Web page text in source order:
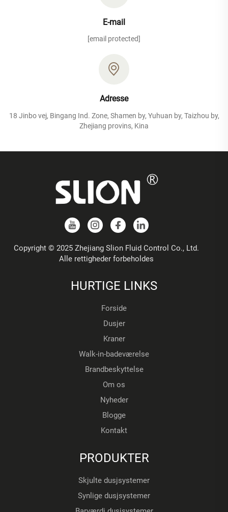
E-mail
[email protected]
Adresse
18 Jinbo vej, Bingang Ind. Zone, Shamen by, Yuhuan by, Taizhou by,
Zhejiang provins, Kina
Copyright © 2025 Zhejiang Slion Fluid Control Co., Ltd.
Alle rettigheder forbeholdes
HURTIGE LINKS
Forside
Dusjer
Kraner
Walk-in-badeværelse
Brandbeskyttelse
Om os
Nyheder
Blogge
Kontakt
PRODUKTER
Skjulte dusjsystemer
Synlige dusjsystemer